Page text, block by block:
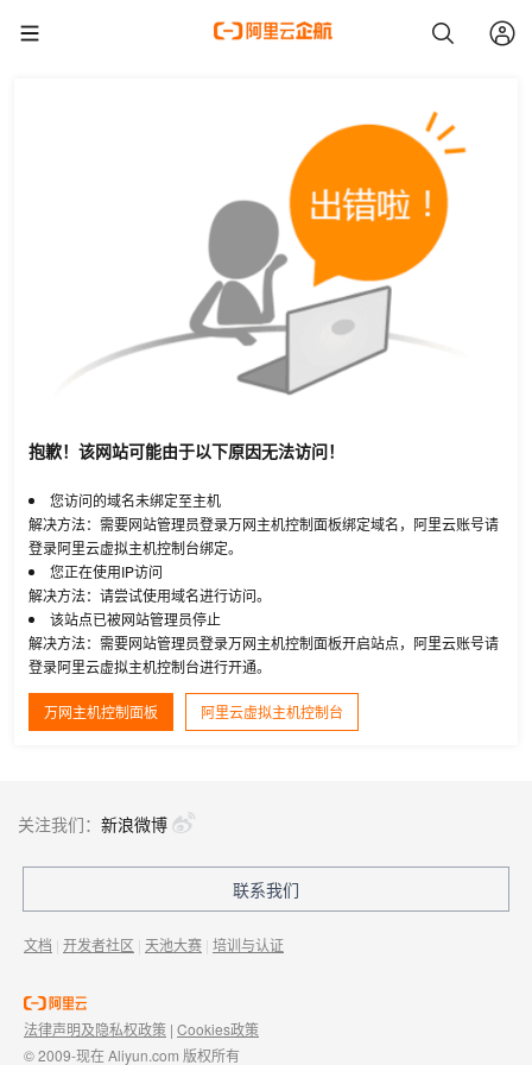
抱歉！该网站可能由于以下原因无法访问！
您访问的域名未绑定至主机
解决方法：需要网站管理员登录万网主机控制面板绑定域名，阿里云账号请
登录阿里云虚拟主机控制台绑定。
您正在使用IP访问
解决方法：请尝试使用域名进行访问。
该站点已被网站管理员停止
解决方法：需要网站管理员登录万网主机控制面板开启站点，阿里云账号请
登录阿里云虚拟主机控制台进行开通。
万网主机控制面板 阿里云虚拟主机控制台